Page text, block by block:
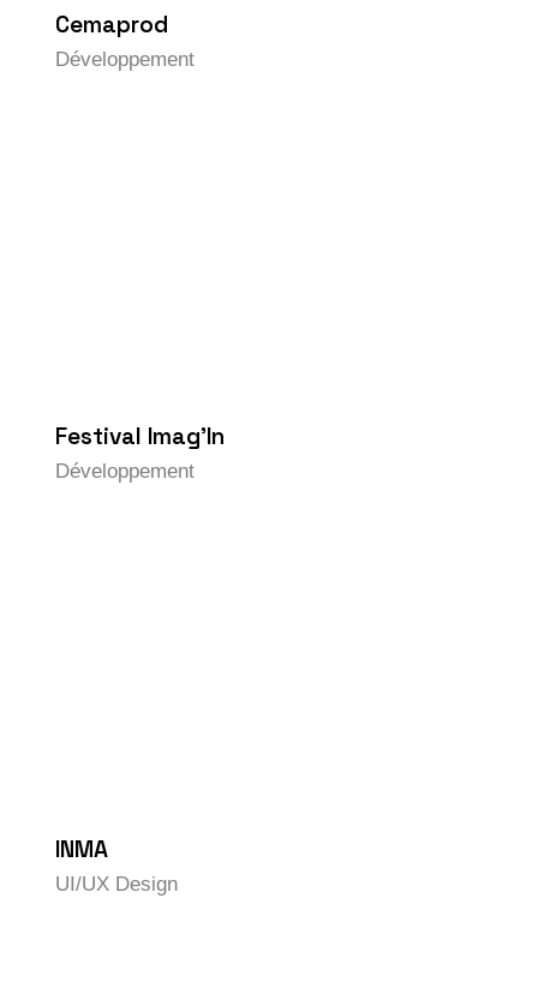
Cemaprod
Développement
Festival Imag’In
Développement
INMA
UI/UX Design